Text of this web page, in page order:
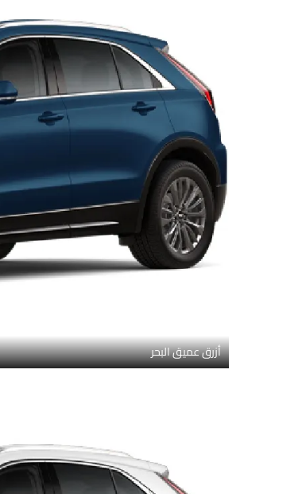
أزرق عميق البحر